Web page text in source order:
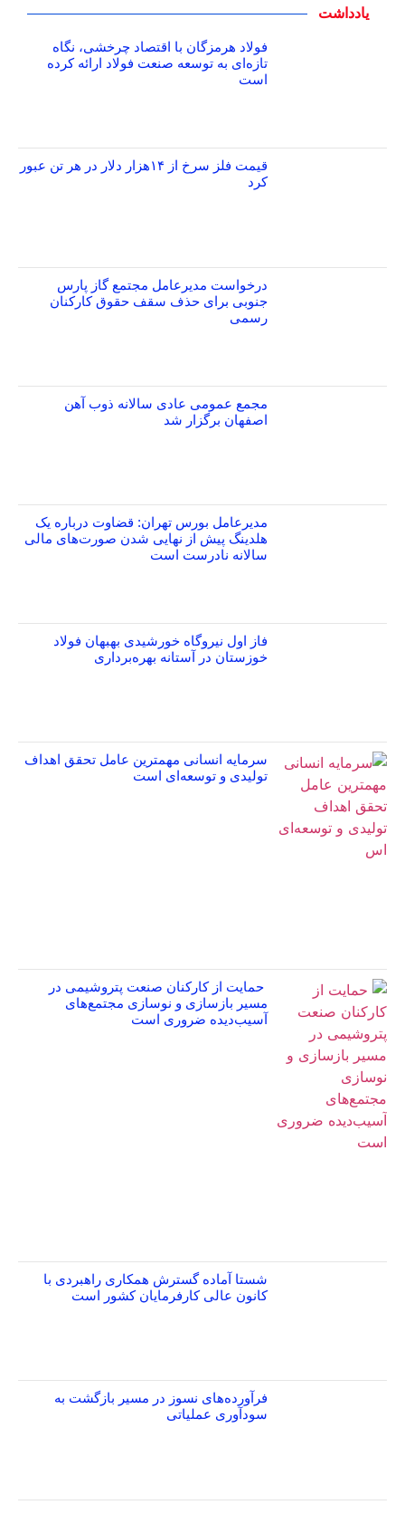
یادداشت
فولاد هرمزگان با اقتصاد چرخشی، نگاه
تازه‌ای به توسعه صنعت فولاد ارائه کرده
است
قیمت فلز سرخ از ۱۴هزار دلار در هر تن عبور
کرد
درخواست مدیرعامل مجتمع گاز پارس
جنوبی برای حذف سقف حقوق کارکنان
رسمی
مجمع عمومی عادی سالانه ذوب آهن
اصفهان برگزار شد
مدیرعامل بورس تهران: قضاوت درباره یک
هلدینگ پیش از نهایی شدن صورت‌های مالی
سالانه نادرست است
فاز اول نیروگاه خورشیدی بهبهان فولاد
خوزستان در آستانه بهره‌برداری
سرمایه انسانی مهمترین عامل تحقق اهداف
تولیدی و توسعه‌ای است
حمایت از کارکنان صنعت پتروشیمی در
مسیر بازسازی و نوسازی مجتمع‌های
آسیب‌دیده ضروری است
شستا آماده گسترش همکاری راهبردی با
کانون عالی کارفرمایان کشور است
فرآورده‌های نسوز در مسیر بازگشت به
سودآوری عملیاتی